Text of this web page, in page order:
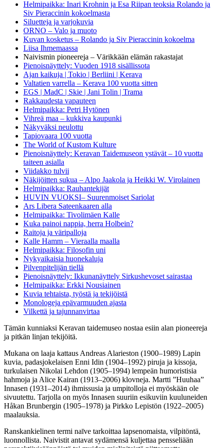
Helmipaikka: Inari Krohnin ja Esa Riipan teoksia Rolando ja
Siv Pieraccinin kokoelmasta
Siluetteja ja varjokuvia
ORNO – Valo ja muoto
Kuvan kosketus – Rolando ja Siv Pieraccinin kokoelma
Liisa Ihmemaassa
Naivismin pioneereja – Värikkään elämän rakastajat
Pienoisnäyttely: Vuoden 1918 sisällissota
Ajan kaikuja | Tokio | Berliini | Kerava
Valtatien varrella – Kerava 100 vuotta sitten
EGS | MadC | Skie | Jani Tolin | Trama
Rakkaudesta vapauteen
Helmipaikka: Petri Hytönen
Vihreä maa – kukkiva kaupunki
Näkyväksi neulottu
Tapiovaara 100 vuotta
The World of Kustom Kulture
Pienoisnäyttely: Keravan Taidemuseon ystävät – 10 vuotta
taiteen asialla
Viidakko tulvii
Näkijöitten sukua – Alpo Jaakola ja Heikki W. Virolainen
Helmipaikka: Rauhantekijät
HUVIN VUOKSI– Suurenmoiset Sariolat
Ars Libera Sateenkaaren alla
Helmipaikka: Tivolimäen Kalle
Kuka painoi nappia, herra Holbein?
Raitoja ja väripalloja
Kalle Hamm – Vieraalla maalla
Helmipaikka: Filosofin uni
Nykyaikaisia huonekaluja
Pilvenpitelijän tiellä
Pienoisnäyttely: Ikkunanäyttely Sirkushevoset sairastaa
Helmipaikka: Erkki Nousiainen
Kuvia tehtaista, työstä ja tekijöistä
Monologeja epävarmuuden ajasta
Vilkettä ja tajunnanvirtaa
Tämän kunniaksi Keravan taidemuseo nostaa esiin alan pioneereja
ja pitkän linjan tekijöitä.
Mukana on laaja kattaus Andreas Alarieston (1900‒1989) Lapin
kuvia, padasjokelaisen Enni Idin (1904‒1992) piruja ja kissoja,
turkulaisen Nikolai Lehdon (1905‒1994) lempeän humoristisia
hahmoja ja Alice Kairan (1913‒2006) klovneja. Martti ”Huuhaa”
Innasen (1931‒2014) ihmissusia ja umpitolloja ei myöskään ole
sivuutettu. Tarjolla on myös Innasen suuriin esikuviin kuuluneiden
Håkan Brunbergin (1905‒1978) ja Pirkko Lepistön (1922‒2005)
maalauksia.
Ranskankielinen termi naīve tarkoittaa lapsenomaista, vilpitöntä,
luonnollista. Naivistit antavat sydämensä kuljettaa pensseliään